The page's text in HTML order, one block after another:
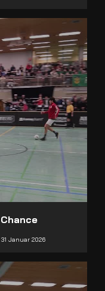
Chance
31 Januar 2026